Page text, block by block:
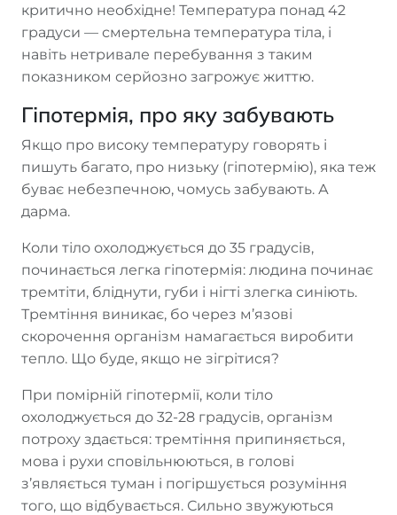
критично необхідне! Температура понад 42
градуси — смертельна температура тіла, і
навіть нетривале перебування з таким
показником серйозно загрожує життю.
Гіпотермія, про яку забувають
Якщо про високу температуру говорять і
пишуть багато, про низьку (гіпотермію), яка теж
буває небезпечною, чомусь забувають. А
дарма.
Коли тіло охолоджується до 35 градусів,
починається легка гіпотермія: людина починає
тремтіти, бліднути, губи і нігті злегка синіють.
Тремтіння виникає, бо через м’язові
скорочення організм намагається виробити
тепло. Що буде, якщо не зігрітися?
При помірній гіпотермії, коли тіло
охолоджується до 32-28 градусів, організм
потроху здається: тремтіння припиняється,
мова і рухи сповільнюються, в голові
з’являється туман і погіршується розуміння
того, що відбувається. Сильно звужуються